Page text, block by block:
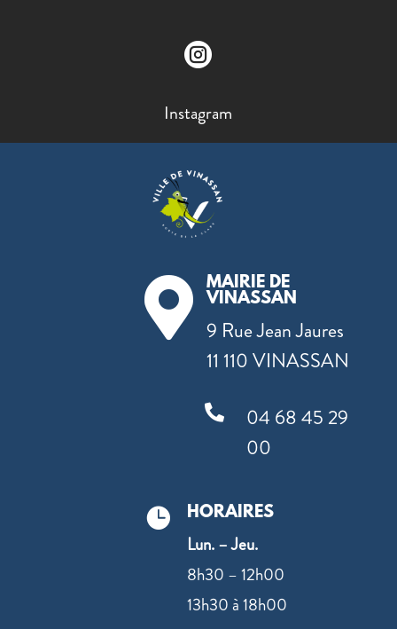

Instagram

MAIRIE DE
VINASSAN
9 Rue Jean Jaures
11 110 VINASSAN

04 68 45 29
00
 HORAIRES
Lun. – Jeu.
8h30 – 12h00
13h30 à 18h00